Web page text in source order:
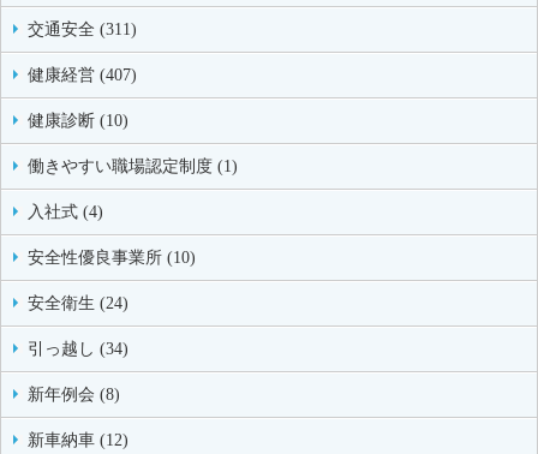
交通安全 (311)
健康経営 (407)
健康診断 (10)
働きやすい職場認定制度 (1)
入社式 (4)
安全性優良事業所 (10)
安全衛生 (24)
引っ越し (34)
新年例会 (8)
新車納車 (12)